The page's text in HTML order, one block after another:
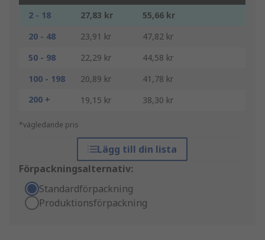
2 - 18 27,83 kr
55,66 kr
20 - 48
23,91 kr
47,82 kr
50 - 98
22,29 kr
44,58 kr
100 - 198
20,89 kr
41,78 kr
200 +
19,15 kr 38,30 kr
*vägledande pris
Lägg till din lista
Förpackningsalternativ:
Standardförpackning
Produktionsförpackning